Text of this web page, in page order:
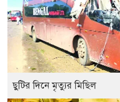
ছুটির দিনে মৃত্যুর মিছিল